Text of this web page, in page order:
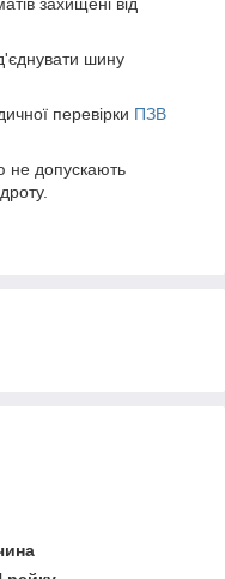
шину
перевірки ПЗВ
не допускають